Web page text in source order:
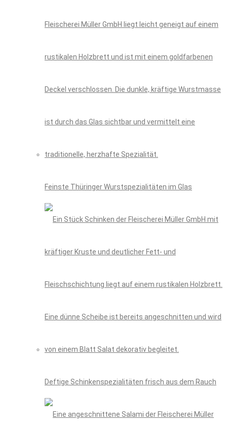
Feinste Thüringer Wurstspezialitäten im Glas
Deftige Schinkenspezialitäten frisch aus dem Rauch